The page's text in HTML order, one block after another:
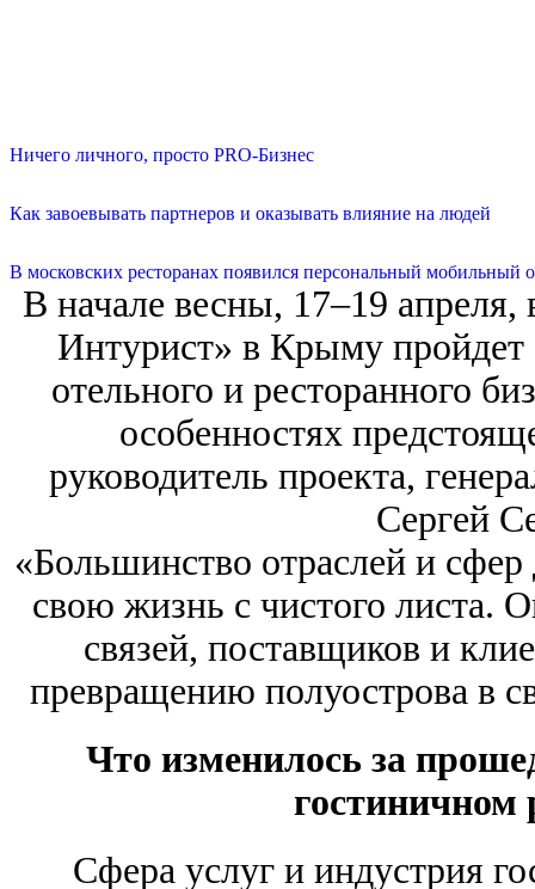
Ничего личного, просто PRO-Бизнес
Как завоевывать партнеров и оказывать влияние на людей
В московских ресторанах появился персональный мобильный
В начале весны, 17–19
Интурист» в Крыму пройдет
отельного и ресторанного
особенностях
руководитель проекта,
Сергей
«Большинство отраслей и
свою жизнь с чистого листа.
связей, поставщиков и
превращению полуострова в
Что изменилось за
Сфера услуг и индустрия